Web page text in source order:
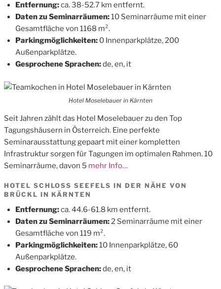
Entfernung:ca. 38-52.7 km entfernt.
Daten zu Seminarräumen:10 Seminarräume mit einer
Gesamtfläche von 1168 m².
Parkingmöglichkeiten: 0 Innenparkplätze, 200
Außenparkplätze.
Gesprochene Sprachen:de, en, it
Hotel Moselebauer in Kärnten
Seit Jahren zählt das Hotel Moselebauer zu den Top
Tagungshäusern in Österreich. Eine perfekte
Seminarausstattung gepaart mit einer kompletten
Infrastruktur sorgen für Tagungen im optimalen Rahmen. 10
Seminarräume, davon 5 mehr Info…
HOTEL SCHLOSS SEEFELS IN DER NÄHE VON
BRÜCKL IN KÄRNTEN
Entfernung:ca. 44.6-61.8 km entfernt.
Daten zu Seminarräumen:2 Seminarräume mit einer
Gesamtfläche von 119 m².
Parkingmöglichkeiten:10 Innenparkplätze, 60
Außenparkplätze.
Gesprochene Sprachen:de, en, it